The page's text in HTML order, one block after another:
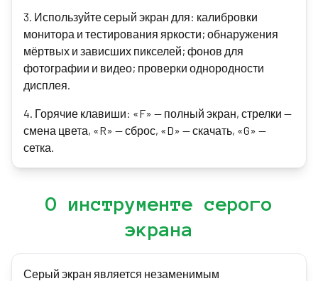
3. Используйте серый экран для: калибровки
монитора и тестирования яркости; обнаружения
мёртвых и зависших пикселей; фонов для
фотографии и видео; проверки однородности
дисплея.
4. Горячие клавиши: «F» — полный экран, стрелки —
смена цвета, «R» — сброс, «D» — скачать, «G» —
сетка.
О инструменте серого
экрана
Серый экран является незаменимым